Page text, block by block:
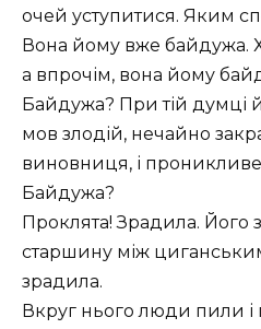
очей уступитися. Яким
Вона йому вже байдужа.
а впрочім, вона йому
Байдужа? При тій думці
мов злодій, нечайно
виновниця, і
Байдужа?
Проклята! Зрадила. Його
старшину між
зрадила.
Вкруг нього люди пили